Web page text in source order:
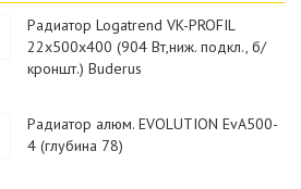
Радиатор Logatrend VK-PROFIL
22x500x400 (904 Вт,ниж. подкл., б/
кроншт.) Buderus
Радиатор алюм. EVOLUTION EvA500-
4 (глубина 78)